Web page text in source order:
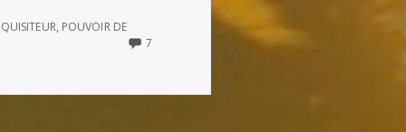
, POUVOIR DE
77